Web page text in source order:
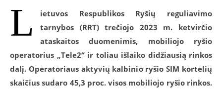
L
ietuvos Respublikos Ryšių reguliavimo
tarnybos (RRT) trečiojo 2023 m. ketvirčio
ataskaitos duomenimis, mobiliojo ryšio
operatorius „Tele2“ ir toliau išlaiko didžiausią rinkos
dalį. Operatoriaus aktyvių kalbinio ryšio SIM kortelių
skaičius sudaro 45,3 proc. visos mobiliojo ryšio rinkos.